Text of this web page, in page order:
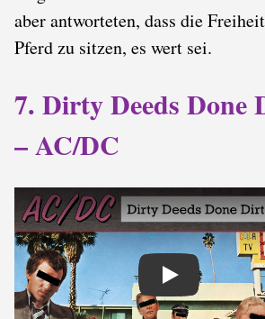
aber antworteten, dass die
Pferd zu sitzen, es wert sei.
7. Dirty Deeds Done
– AC/DC
Play